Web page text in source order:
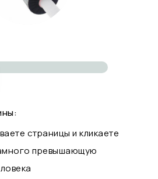
страницы и кликаете
превышающую